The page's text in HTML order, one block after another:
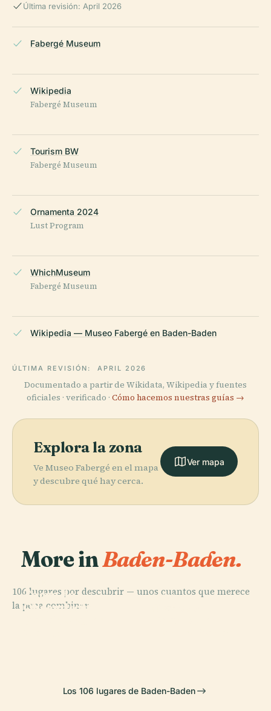
Última revisión: April 2026
Fabergé Museum
Wikipedia
Fabergé Museum
Tourism BW
Fabergé Museum
Ornamenta 2024
Lust Program
WhichMuseum
Fabergé Museum
Wikipedia — Museo Fabergé en Baden-Baden
ÚLTIMA REVISIÓN: APRIL 2026
Documentado a partir de Wikidata, Wikipedia y fuentes
oficiales · verificado · Cómo hacemos nuestras guías →
Explora la zona
Ve Museo Fabergé en el mapa
y descubre qué hay cerca.
Ver mapa
More inBaden-Baden.
106 lugares por descubrir — unos cuantos que merece
la pena combinar.
PLACE
Cascada de
PLACE
Torre de
Observación
Los 106 lugares de Baden-Baden